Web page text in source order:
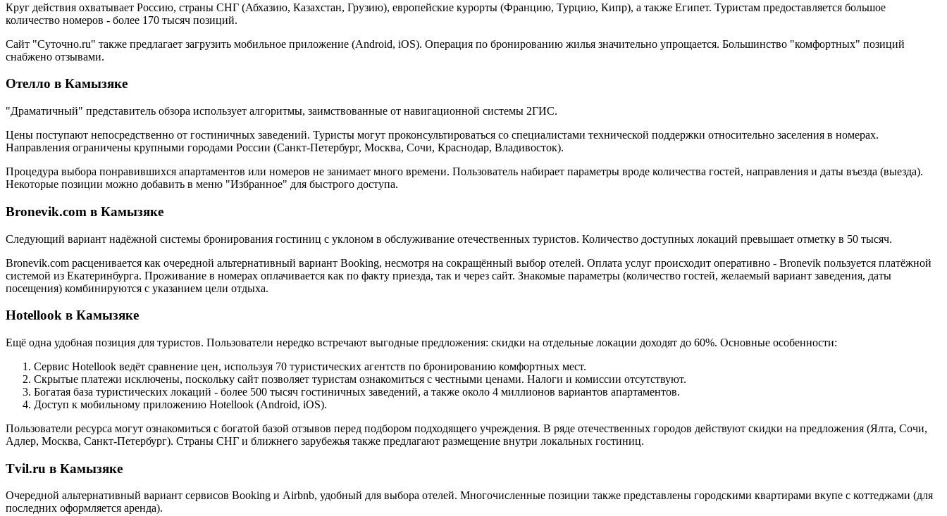
Круг действия охватывает Россию, страны СНГ (Абхазию, Казахстан, Грузию), европейские курорты (Францию, Турцию, Кипр), а также Египет. Туристам предоставляется большое
количество номеров - более 170 тысяч позиций.
Сайт "Суточно.ru" также предлагает загрузить мобильное приложение (Android, iOS). Операция по бронированию жилья значительно упрощается. Большинство "комфортных" позиций
снабжено отзывами.
Отелло в Камызяке
"Драматичный" представитель обзора использует алгоритмы, заимствованные от навигационной системы 2ГИС.
Цены поступают непосредственно от гостиничных заведений. Туристы могут проконсультироваться со специалистами технической поддержки относительно заселения в номерах.
Направления ограничены крупными городами России (Санкт-Петербург, Москва, Сочи, Краснодар, Владивосток).
Процедура выбора понравившихся апартаментов или номеров не занимает много времени. Пользователь набирает параметры вроде количества гостей, направления и даты въезда (выезда).
Некоторые позиции можно добавить в меню "Избранное" для быстрого доступа.
Bronevik.com в Камызяке
Следующий вариант надёжной системы бронирования гостиниц с уклоном в обслуживание отечественных туристов. Количество доступных локаций превышает отметку в 50 тысяч.
Bronevik.com расценивается как очередной альтернативный вариант Booking, несмотря на сокращённый выбор отелей. Оплата услуг происходит оперативно - Bronevik пользуется платёжной
системой из Екатеринбурга. Проживание в номерах оплачивается как по факту приезда, так и через сайт. Знакомые параметры (количество гостей, желаемый вариант заведения, даты
посещения) комбинируются с указанием цели отдыха.
Hotellook в Камызяке
Ещё одна удобная позиция для туристов. Пользователи нередко встречают выгодные предложения: скидки на отдельные локации доходят до 60%. Основные особенности:
Сервис Hotellook ведёт сравнение цен, используя 70 туристических агентств по бронированию комфортных мест.
Скрытые платежи исключены, поскольку сайт позволяет туристам ознакомиться с честными ценами. Налоги и комиссии отсутствуют.
Богатая база туристических локаций - более 500 тысяч гостиничных заведений, а также около 4 миллионов вариантов апартаментов.
Доступ к мобильному приложению Hotellook (Android, iOS).
Пользователи ресурса могут ознакомиться с богатой базой отзывов перед подбором подходящего учреждения. В ряде отечественных городов действуют скидки на предложения (Ялта, Сочи,
Адлер, Москва, Санкт-Петербург). Страны СНГ и ближнего зарубежья также предлагают размещение внутри локальных гостиниц.
Tvil.ru в Камызяке
Очередной альтернативный вариант сервисов Booking и Airbnb, удобный для выбора отелей. Многочисленные позиции также представлены городскими квартирами вкупе с коттеджами (для
последних оформляется аренда).